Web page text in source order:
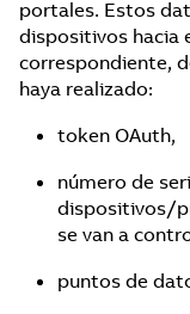
portales. Estos
dispositivos hacia
correspondiente,
haya realizado:
token OAuth,
número de
dispositivos/
se van a
puntos de